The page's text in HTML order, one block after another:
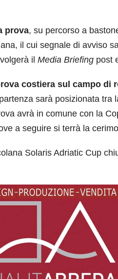
prova, su percorso a
il cui segnale di avviso
il Media Briefing post
costiera sul campo di
sarà posizionata tra
avrà in comune con la
a seguire si terrà la
Solaris Adriatic Cup